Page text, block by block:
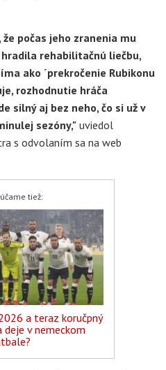
počas jeho zranenia mu
rehabilitačnú liečbu,
ako ´prekročenie Rubikonu
rozhodnutie hráča
silný aj bez neho, čo si už v
sezóny," uviedol
s odvolaním sa na web
tiež:
a teraz koručpný
deje v nemeckom